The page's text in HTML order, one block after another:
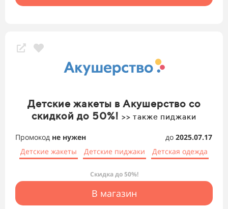
Детские жакеты в Акушерство со
скидкой до 50%! >> также пиджаки
Промокод не нужен до 2025.07.17
Детские жакеты
Детские пиджаки Детская одежда
Скидка до 50%!
В магазин